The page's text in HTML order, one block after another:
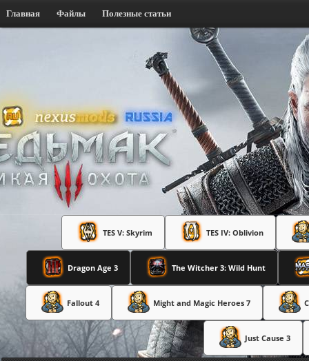
Главная Файлы Полезные статьи
TES V: Skyrim TES IV: Oblivion
Dragon Age 3 The Witcher 3: Wild Hunt
Fallout 4 Might and Magic Heroes 7
Just Cause 3